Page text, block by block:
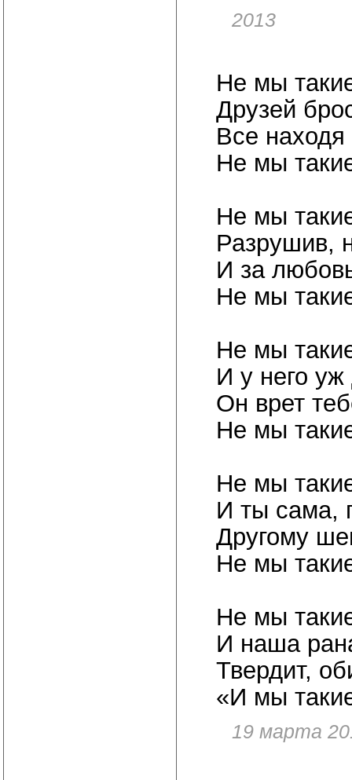
2013
Не мы
Друзей
Все находя
Не мы
Не мы
Разрушив,
И за
Не мы
Не мы
И у него уж
Он врет
Не мы
Не мы
И ты сама,
Другому
Не мы
Не мы
И наша
Твердит,
«И мы
19 марта